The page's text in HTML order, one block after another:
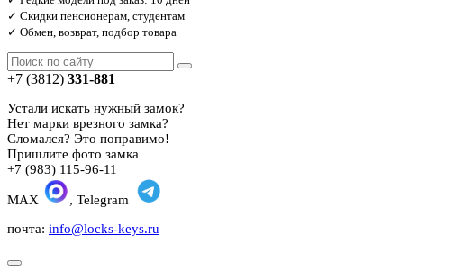
✓ Скидки пенсионерам, студентам
✓ Обмен, возврат, подбор товара
+7 (3812) 331-881
Устали искать нужный замок?
Нет марки врезного замка?
Сломался? Это поправимо!
Пришлите фото замка
+7 (983) 115-96-11
MAX
, Telegram
почта: info@locks-keys.ru